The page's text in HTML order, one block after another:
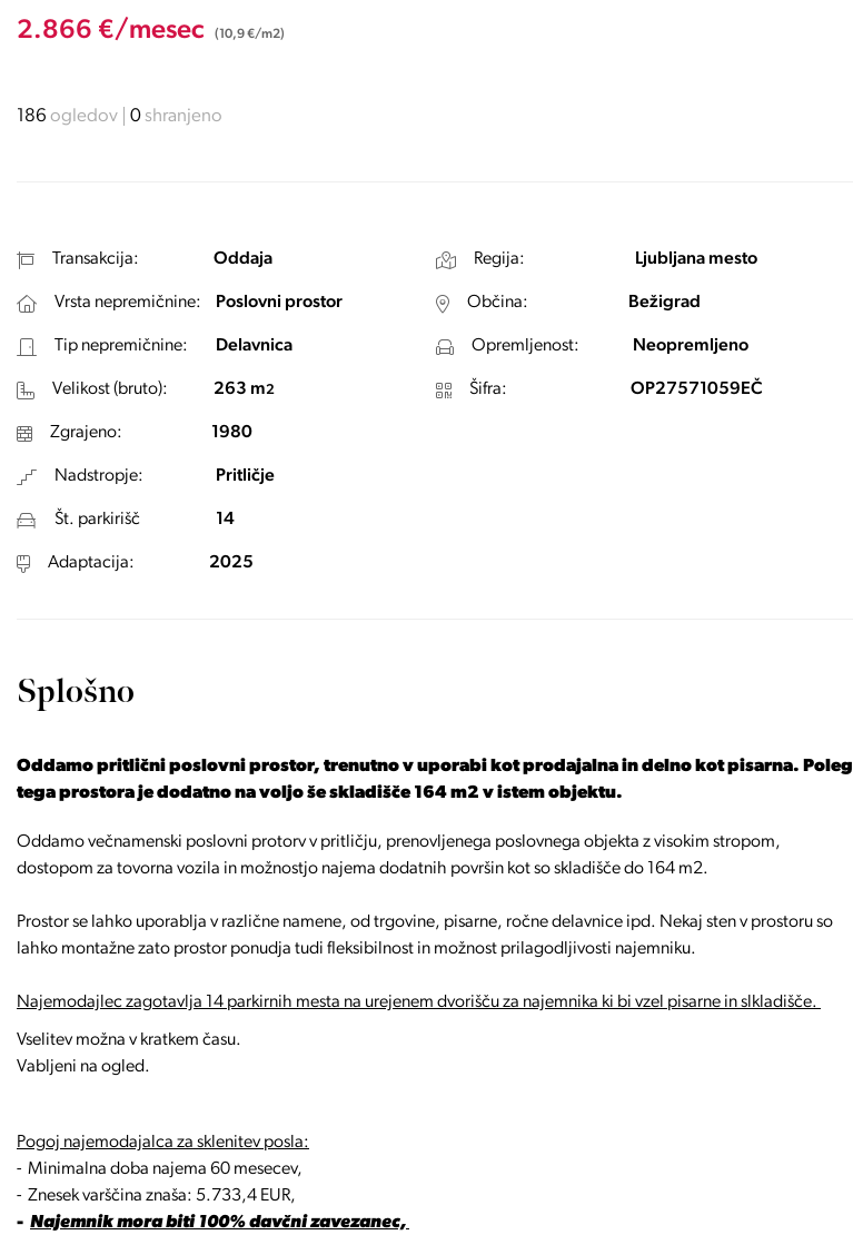
2.866 €/mesec (10,9 €/m2)
186 ogledov 0shranjeno
Transakcija: Oddaja
Vrsta nepremičnine: Poslovni prostor
Tip nepremičnine: Delavnica
Velikost (bruto): 263 m2
Zgrajeno: 1980
Nadstropje: Pritličje
Št. parkirišč 14
Adaptacija: 2025
Regija: Ljubljana mesto
Občina: Bežigrad
Opremljenost: Neopremljeno
Šifra: OP27571059EČ
Splošno
Oddamo pritlični poslovni prostor, trenutno v uporabi kot prodajalna in delno kot pisarna. Poleg
tega prostora je dodatno na voljo še skladišče 164 m2 v istem objektu.
Oddamo večnamenski poslovni protorv v pritličju, prenovljenega poslovnega objekta z visokim stropom,
dostopom za tovorna vozila in možnostjo najema dodatnih površin kot so skladišče do 164 m2.
Prostor se lahko uporablja v različne namene, od trgovine, pisarne, ročne delavnice ipd. Nekaj sten v prostoru so
lahko montažne zato prostor ponudja tudi fleksibilnost in možnost prilagodljivosti najemniku.
Najemodajlec zagotavlja 14 parkirnih mesta na urejenem dvorišču za najemnika ki bi vzel pisarne in slkladišče.
Vselitev možna v kratkem času.
Vabljeni na ogled.
Pogoj najemodajalca za sklenitev posla:
- Minimalna doba najema 60 mesecev,
- Znesek varščina znaša: 5.733,4 EUR,
- Najemnik mora biti 100% davčni zavezanec,